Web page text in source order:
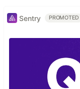
Sentry PROMOTED